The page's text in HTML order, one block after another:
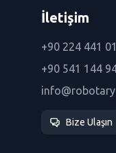
İletişim
+90 224 441
+90 541 144
Bize Ulaşın